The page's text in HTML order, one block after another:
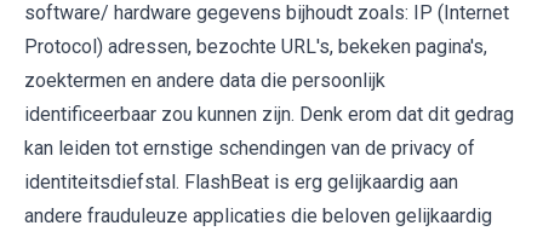
software/ hardware gegevens bijhoudt zoals: IP (Internet
Protocol) adressen, bezochte URL's, bekeken pagina's,
zoektermen en andere data die persoonlijk
identificeerbaar zou kunnen zijn. Denk erom dat dit gedrag
kan leiden tot ernstige schendingen van de privacy of
identiteitsdiefstal. FlashBeat is erg gelijkaardig aan
andere frauduleuze applicaties die beloven gelijkaardig